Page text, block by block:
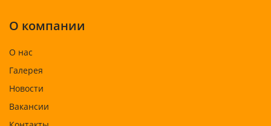
О компании
О нас
Галерея
Новости
Вакансии